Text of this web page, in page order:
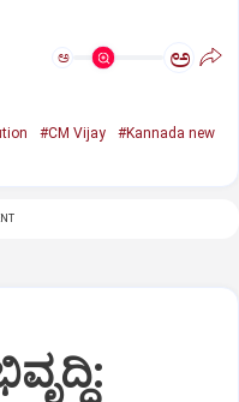
ಅ ಅ
#CM Vijay
#Kannada new